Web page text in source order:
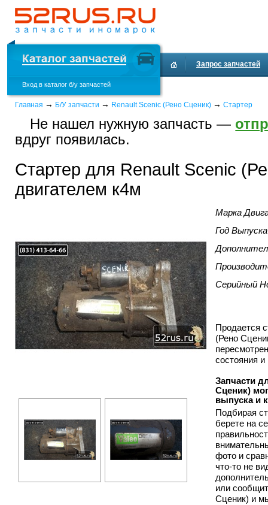
Вход в каталог б/у запчастей
Запрос запчастей
Главная → Б/У запчасти → Renault Scenic (Рено Сценик) → Стартер
Не нашел нужную запчасть —
вдруг появилась.
Стартер для Renault Scenic
двигателем к4м
Марка
Год Выпуска
Серийный
Продается
(Рено
состояния
Запчасти
Сценик)
выпуска и
Подбирая
берете на
фото и
что-то не
или
Сценик) и